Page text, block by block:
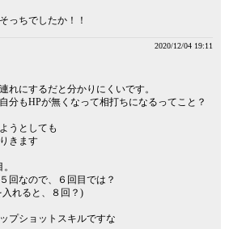
っちでしたか！！
2020/12/04 19:11
にするだと分かりにくいです。
分もHPが無くなって相打ちになるってこと？
うとしても
きます
回なので、６回目では？
れると、８回？)
プショットスキルですな